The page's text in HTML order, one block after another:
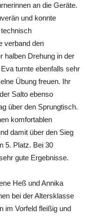
an die Geräte.
und konnte
verband den
halben Drehung in der
turnte ebenfalls sehr
Übung freuen. Ihr
Salto ebenso
über den Sprungtisch.
komfortablen
damit über den Sieg
5. Platz. Bei 30
gute Ergebnisse.
Heß und Annika
bei der Altersklasse
im Vorfeld fleißig und